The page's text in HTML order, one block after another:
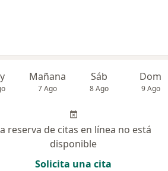
Mañana
7 Ago
Sáb
8 Ago
Dom
9 Ago
reserva de citas en línea no está
disponible
Solicita una cita